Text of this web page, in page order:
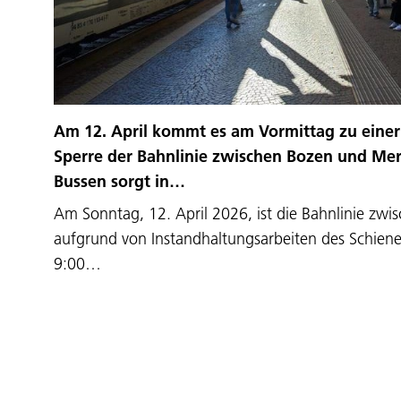
Am 12. April kommt es am Vormittag zu
Sperre der Bahnlinie zwischen Bozen und
Bussen sorgt in…
Am Sonntag, 12. April 2026, ist die Bahnlinie
aufgrund von Instandhaltungsarbeiten des
9:00…